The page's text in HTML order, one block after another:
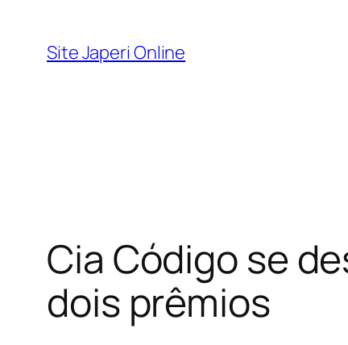
Site Japeri Online
Cia Código se
dois prêmios